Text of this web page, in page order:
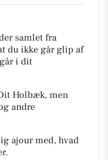
samlet fra
du ikke går glip af
i dit
Holbæk, men
andre
ajour med, hvad